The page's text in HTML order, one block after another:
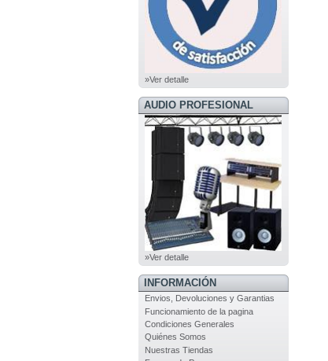
»Ver detalle
AUDIO PROFESIONAL
»Ver detalle
INFORMACIÓN
Envios, Devoluciones y Garantias
Funcionamiento de la pagina
Condiciones Generales
Quiénes Somos
Nuestras Tiendas